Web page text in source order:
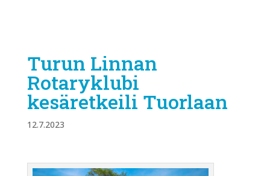
Turun Linnan
Rotaryklubi
kesäretkeili Tuorlaan
12.7.2023